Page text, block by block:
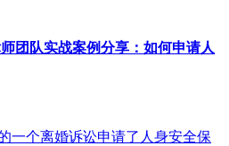
团队实战案例分享：如何申请人
一个离婚诉讼申请了人身安全保